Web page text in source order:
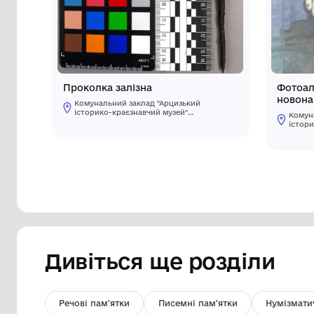
Інші предмети